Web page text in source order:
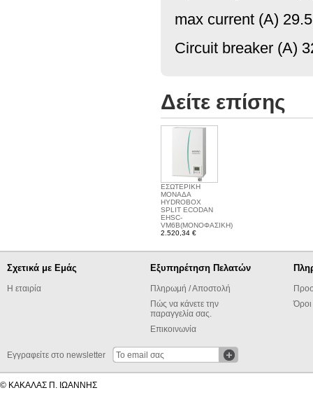
max current (A) 29.5
Circuit breaker (A)
Δείτε επίσης
ΕΣΩΤΕΡΙΚΗ
ΜΟΝΑΔΑ
HYDROBOX
SPLIT ECODAN
EHSC-
VM6B(ΜΟΝΟΦΑΣΙΚΗ)
2.520,34 €
Σχετικά με Εμάς
Η εταιρία
Εξυπηρέτηση Πελατών
Πληρωμή / Αποστολή
Πώς να κάνετε την
παραγγελία σας.
Επικοινωνία
Εγγραφείτε στο newsletter
© ΚΑΚΑΛΑΣ Π. ΙΩΑΝΝΗΣ